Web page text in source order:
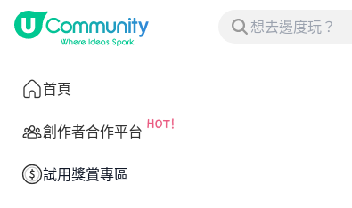
首頁
創作者合作平台
試用獎賞專區